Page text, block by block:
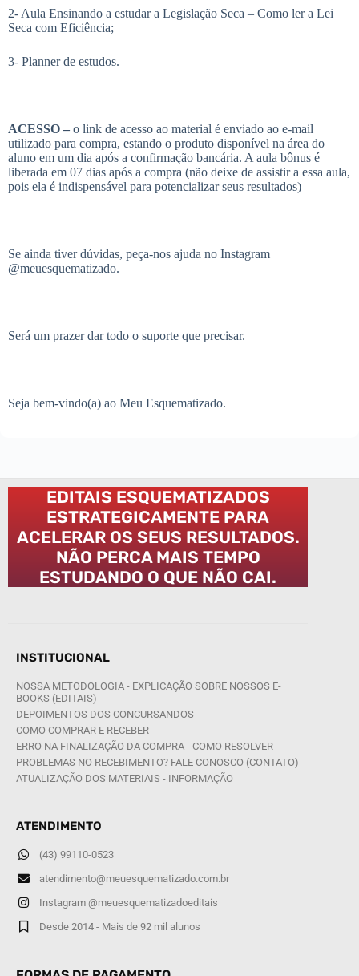
2- Aula Ensinando a estudar a Legislação Seca – Como ler a Lei
Seca com Eficiência;
3- Planner de estudos.
ACESSO – o link de acesso ao material é enviado ao e-mail
utilizado para compra, estando o produto disponível na área do
aluno em um dia após a confirmação bancária. A aula bônus é
liberada em 07 dias após a compra (não deixe de assistir a essa aula,
pois ela é indispensável para potencializar seus resultados)
Se ainda tiver dúvidas, peça-nos ajuda no Instagram
@meuesquematizado.
Será um prazer dar todo o suporte que precisar.
Seja bem-vindo(a) ao Meu Esquematizado.
EDITAIS ESQUEMATIZADOS
ESTRATEGICAMENTE PARA
ACELERAR OS SEUS RESULTADOS.
NÃO PERCA MAIS TEMPO
ESTUDANDO O QUE NÃO CAI.
INSTITUCIONAL
NOSSA METODOLOGIA - EXPLICAÇÃO SOBRE NOSSOS E-
BOOKS (EDITAIS)
DEPOIMENTOS DOS CONCURSANDOS
COMO COMPRAR E RECEBER
ERRO NA FINALIZAÇÃO DA COMPRA - COMO RESOLVER
PROBLEMAS NO RECEBIMENTO? FALE CONOSCO (CONTATO)
ATUALIZAÇÃO DOS MATERIAIS - INFORMAÇÃO
ATENDIMENTO
(43) 99110-0523
atendimento@meuesquematizado.com.br
Instagram @meuesquematizadoeditais
Desde 2014 - Mais de 92 mil alunos